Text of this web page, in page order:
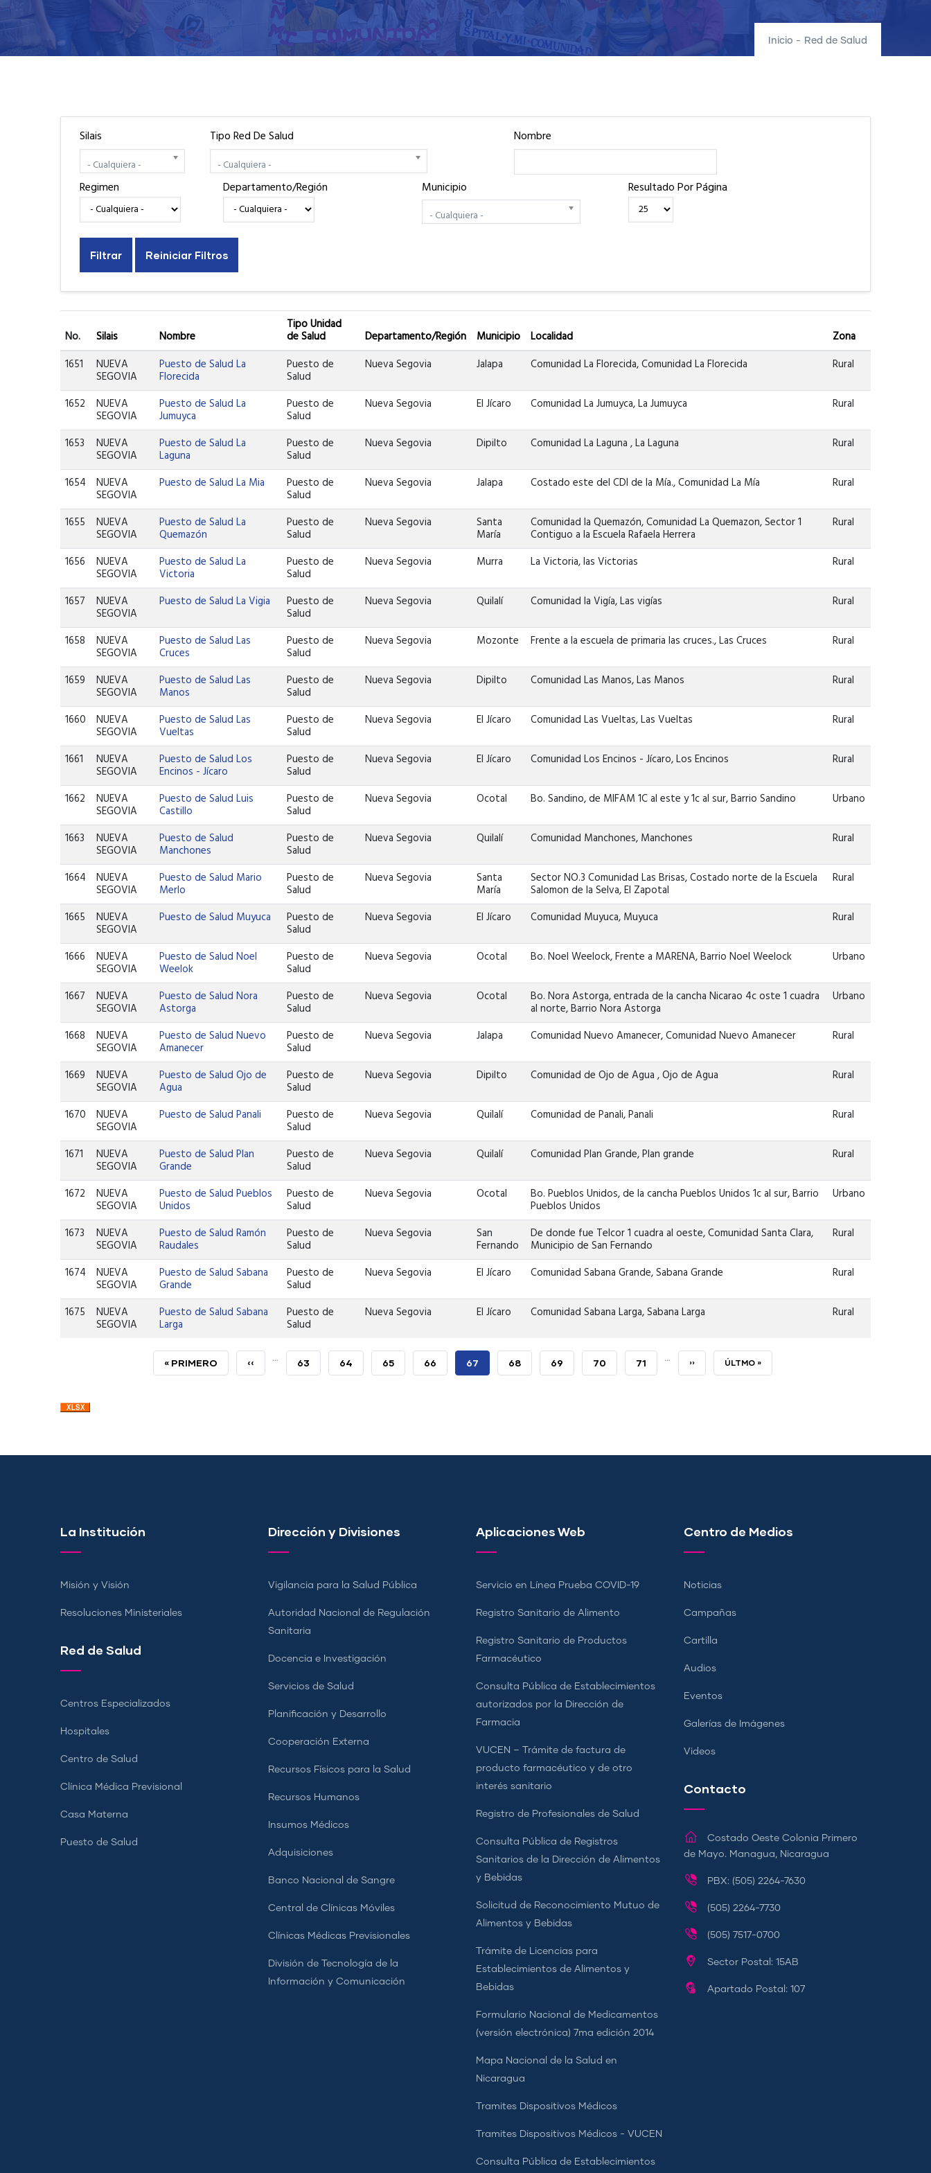
Inicio - Red de Salud
Silais
- Cualquiera -
Tipo Red De Salud
- Cualquiera -
Nombre
Regimen Departamento/Región Municipio
- Cualquiera -
Resultado Por Página
No. Silais Nombre
Tipo Unidad
de Salud Departamento/Región Municipio Localidad
Zona
1651
NUEVA
SEGOVIA
Puesto de Salud La
Florecida
Puesto de
Salud
Nueva Segovia Jalapa Comunidad La Florecida, Comunidad La Florecida Rural
1652 NUEVA
SEGOVIA
Puesto de Salud La
Jumuyca
Puesto de
Salud
Nueva Segovia El Jícaro Comunidad La Jumuyca, La Jumuyca Rural
1653 NUEVA
SEGOVIA
Puesto de Salud La
Laguna
Puesto de
Salud
Nueva Segovia Dipilto Comunidad La Laguna , La Laguna Rural
1654 NUEVA
SEGOVIA
Puesto de Salud La Mia Puesto de
Salud
Nueva Segovia Jalapa Costado este del CDI de la Mía., Comunidad La Mía Rural
1655 NUEVA
SEGOVIA
Puesto de Salud La
Quemazón
Puesto de
Salud
Nueva Segovia Santa
María
Comunidad la Quemazón, Comunidad La Quemazon, Sector 1
Contiguo a la Escuela Rafaela Herrera
Rural
1656 NUEVA
SEGOVIA
Puesto de Salud La
Victoria
Puesto de
Salud
Nueva Segovia Murra La Victoria, las Victorias Rural
1657 NUEVA
SEGOVIA
Puesto de Salud La Vigia Puesto de
Salud
Nueva Segovia Quilalí Comunidad la Vigía, Las vigías Rural
1658 NUEVA
SEGOVIA
Puesto de Salud Las
Cruces
Puesto de
Salud
Nueva Segovia Mozonte Frente a la escuela de primaria las cruces., Las Cruces Rural
1659 NUEVA
SEGOVIA
Puesto de Salud Las
Manos
Puesto de
Salud
Nueva Segovia Dipilto Comunidad Las Manos, Las Manos Rural
1660 NUEVA
SEGOVIA
Puesto de Salud Las
Vueltas
Puesto de
Salud
Nueva Segovia El Jícaro Comunidad Las Vueltas, Las Vueltas Rural
1661 NUEVA
SEGOVIA
Puesto de Salud Los
Encinos - Jícaro
Puesto de
Salud
Nueva Segovia El Jícaro Comunidad Los Encinos - Jícaro, Los Encinos Rural
1662 NUEVA
SEGOVIA
Puesto de Salud Luis
Castillo
Puesto de
Salud
Nueva Segovia Ocotal Bo. Sandino, de MIFAM 1C al este y 1c al sur, Barrio Sandino Urbano
1663 NUEVA
SEGOVIA
Puesto de Salud
Manchones
Puesto de
Salud
Nueva Segovia Quilalí Comunidad Manchones, Manchones Rural
1664 NUEVA
SEGOVIA
Puesto de Salud Mario
Merlo
Puesto de
Salud
Nueva Segovia Santa
María
Sector NO.3 Comunidad Las Brisas, Costado norte de la Escuela
Salomon de la Selva, El Zapotal
Rural
1665 NUEVA
SEGOVIA
Puesto de Salud Muyuca Puesto de
Salud
Nueva Segovia El Jícaro Comunidad Muyuca, Muyuca Rural
1666 NUEVA
SEGOVIA
Puesto de Salud Noel
Weelok
Puesto de
Salud
Nueva Segovia Ocotal Bo. Noel Weelock, Frente a MARENA, Barrio Noel Weelock Urbano
1667 NUEVA
SEGOVIA
Puesto de Salud Nora
Astorga
Puesto de
Salud
Nueva Segovia Ocotal Bo. Nora Astorga, entrada de la cancha Nicarao 4c oste 1 cuadra
al norte, Barrio Nora Astorga
Urbano
1668 NUEVA
SEGOVIA
Puesto de Salud Nuevo
Amanecer
Puesto de
Salud
Nueva Segovia Jalapa Comunidad Nuevo Amanecer, Comunidad Nuevo Amanecer Rural
1669 NUEVA
SEGOVIA
Puesto de Salud Ojo de
Agua
Puesto de
Salud
Nueva Segovia Dipilto Comunidad de Ojo de Agua , Ojo de Agua Rural
1670 NUEVA
SEGOVIA
Puesto de Salud Panali Puesto de
Salud
Nueva Segovia Quilalí Comunidad de Panali, Panali Rural
1671 NUEVA
SEGOVIA
Puesto de Salud Plan
Grande
Puesto de
Salud
Nueva Segovia Quilalí Comunidad Plan Grande, Plan grande Rural
1672 NUEVA
SEGOVIA
Puesto de Salud Pueblos
Unidos
Puesto de
Salud
Nueva Segovia Ocotal Bo. Pueblos Unidos, de la cancha Pueblos Unidos 1c al sur, Barrio
Pueblos Unidos
Urbano
1673 NUEVA
SEGOVIA
Puesto de Salud Ramón
Raudales
Puesto de
Salud
Nueva Segovia San
Fernando
De donde fue Telcor 1 cuadra al oeste, Comunidad Santa Clara,
Municipio de San Fernando
Rural
1674 NUEVA
SEGOVIA
Puesto de Salud Sabana
Grande
Puesto de
Salud
Nueva Segovia El Jícaro Comunidad Sabana Grande, Sabana Grande Rural
1675 NUEVA
SEGOVIA
Puesto de Salud Sabana
Larga
Puesto de
Salud
Nueva Segovia El Jícaro Comunidad Sabana Larga, Sabana Larga Rural
PRIMERA
« PRIMERO
PÁGINA
‹‹ … PAGE
63 PAGE
64 PAGE
65 PAGE
66
PÁGINA
67 PAGE
68 PAGE
69 PAGE
70 PAGE
71 … SIGUIENTE
›› ÚLTIMA
ÚLTMO »
La Institución
Misión y Visión
Resoluciones Ministeriales
Red de Salud
Centros Especializados
Hospitales
Centro de Salud
Clínica Médica Previsional
Casa Materna
Puesto de Salud
Dirección y Divisiones
Vigilancia para la Salud Pública
Autoridad Nacional de Regulación
Sanitaria
Docencia e Investigación
Servicios de Salud
Planificación y Desarrollo
Cooperación Externa
Recursos Físicos para la Salud
Recursos Humanos
Insumos Médicos
Adquisiciones
Banco Nacional de Sangre
Central de Clínicas Móviles
Clínicas Médicas Previsionales
División de Tecnología de la
Información y Comunicación
Aplicaciones Web
Servicio en Línea Prueba COVID-19
Registro Sanitario de Alimento
Registro Sanitario de Productos
Farmacéutico
Consulta Pública de Establecimientos
autorizados por la Dirección de
Farmacia
VUCEN – Trámite de factura de
producto farmacéutico y de otro
interés sanitario
Registro de Profesionales de Salud
Consulta Pública de Registros
Sanitarios de la Dirección de Alimentos
y Bebidas
Solicitud de Reconocimiento Mutuo de
Alimentos y Bebidas
Trámite de Licencias para
Establecimientos de Alimentos y
Bebidas
Formulario Nacional de Medicamentos
(versión electrónica) 7ma edición 2014
Mapa Nacional de la Salud en
Nicaragua
Tramites Dispositivos Médicos
Tramites Dispositivos Médicos - VUCEN
Consulta Pública de Establecimientos
Centro de Medios
Noticias
Campañas
Cartilla
Audios
Eventos
Galerías de Imágenes
Videos
Contacto
Costado Oeste Colonia Primero
de Mayo. Managua, Nicaragua
PBX: (505) 2264-7630
(505) 2264-7730
(505) 7517-0700
Sector Postal: 15AB
Apartado Postal: 107